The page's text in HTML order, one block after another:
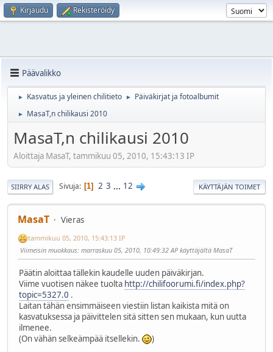
Kirjaudu Rekisteröidy
Päävalikko
► Kasvatus ja yleinen chilitieto ► Päiväkirjat ja fotoalbumit
► MasaT,n chilikausi 2010
MasaT,n chilikausi 2010
Aloittaja MasaT, tammikuu 05, 2010, 15:43:13 IP
SIIRRY ALAS Sivuja 1 2 3 ... 12 KÄYTTÄJÄN TOIMET
MasaT Vieras
tammikuu 05, 2010, 15:43:13 IP
Viimeisin muokkaus: marraskuu 05, 2010, 10:49:32 AP käyttäjältä MasaT
Päätin aloittaa tällekin kaudelle uuden päiväkirjan.
Viime vuotisen näkee tuolta http://chilifoorumi.fi/index.php?
topic=5327.0 .
Laitan tähän ensimmäiseen viestiin listan kaikista mitä on
kasvatuksessa ja päivittelen sitä sitten sen mukaan, kun uutta
ilmenee.
(On vähän selkeämpää itsellekin.
)